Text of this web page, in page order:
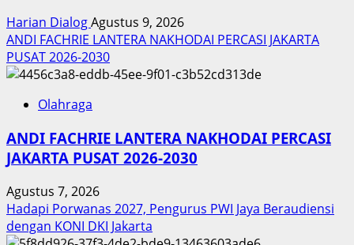
Harian DialogAgustus 9, 2026
ANDI FACHRIE LANTERA NAKHODAI PERCASI JAKARTA
PUSAT 2026-2030
Olahraga
ANDI FACHRIE LANTERA NAKHODAI PERCASI
JAKARTA PUSAT 2026-2030
Agustus 7, 2026
Hadapi Porwanas 2027, Pengurus PWI Jaya Beraudiensi
dengan KONI DKI Jakarta